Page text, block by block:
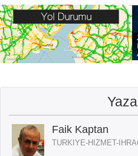
Faik Kaptan
TURKIYE-HIZMET-